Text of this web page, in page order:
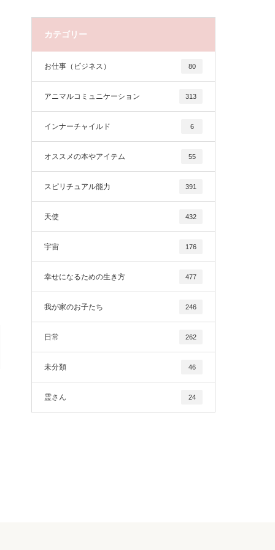
カテゴリー
お仕事（ビジネス） 80
アニマルコミュニケーション 313
インナーチャイルド 6
オススメの本やアイテム 55
スピリチュアル能力 391
天使 432
宇宙 176
幸せになるための生き方 477
我が家のお子たち 246
日常 262
未分類 46
霊さん 24